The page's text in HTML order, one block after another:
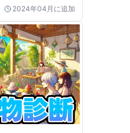
2024年04月 に追加